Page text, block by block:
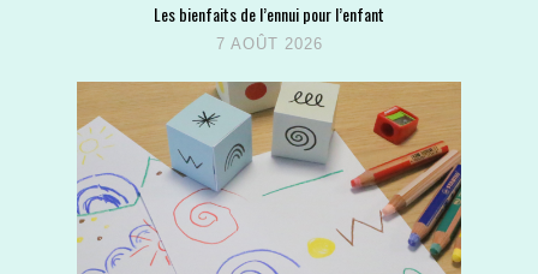
Les bienfaits de l’ennui pour l’enfant
7 AOÛT 2026